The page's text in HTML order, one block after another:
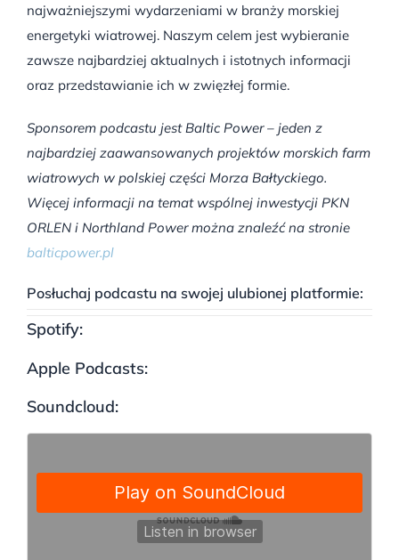
najważniejszymi wydarzeniami w branży morskiej
energetyki wiatrowej. Naszym celem jest wybieranie
zawsze najbardziej aktualnych i istotnych informacji
oraz przedstawianie ich w zwięzłej formie.
Sponsorem podcastu jest Baltic Power – jeden z
najbardziej zaawansowanych projektów morskich farm
wiatrowych w polskiej części Morza Bałtyckiego.
Więcej informacji na temat wspólnej inwestycji PKN
ORLEN i Northland Power można znaleźć na stronie
balticpower.pl
Posłuchaj podcastu na swojej ulubionej platformie:
Spotify:
Apple Podcasts:
Soundcloud: